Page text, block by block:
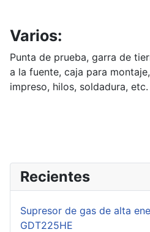
Varios:
Punta de prueba, garra de
a la fuente, caja para
impreso, hilos, soldadura, etc.
Recientes
Supresor de gas de alta
GDT225HE